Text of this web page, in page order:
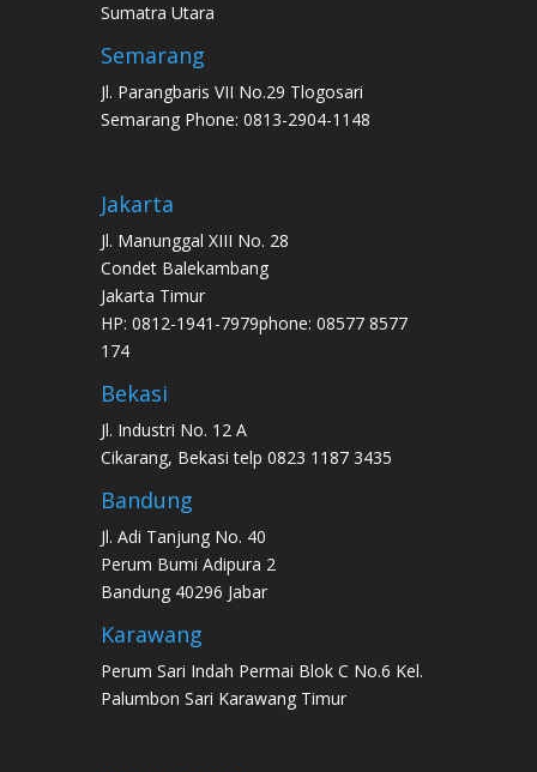
Sumatra Utara
Semarang
Jl. Parangbaris VII No.29 Tlogosari
Semarang Phone: 0813-2904-1148
Jakarta
Jl. Manunggal XIII No. 28
Condet Balekambang
Jakarta Timur
HP: 0812-1941-7979phone: 08577 8577
174
Bekasi
Jl. Industri No. 12 A
Cikarang, Bekasi telp 0823 1187 3435
Bandung
Jl. Adi Tanjung No. 40
Perum Bumi Adipura 2
Bandung 40296 Jabar
Karawang
Perum Sari Indah Permai Blok C No.6 Kel.
Palumbon Sari Karawang Timur